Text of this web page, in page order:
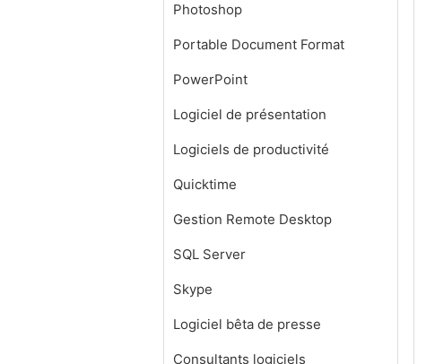
Photoshop
Portable Document Format
PowerPoint
Logiciel de présentation
Logiciels de productivité
Quicktime
Gestion Remote Desktop
SQL Server
Skype
Logiciel bêta de presse
Consultants logiciels